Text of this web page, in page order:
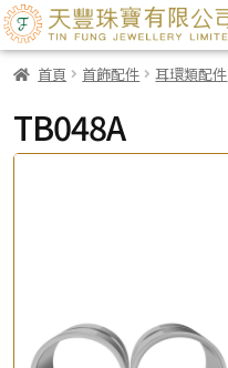
首頁 首飾配件 耳環類配件
TB048A